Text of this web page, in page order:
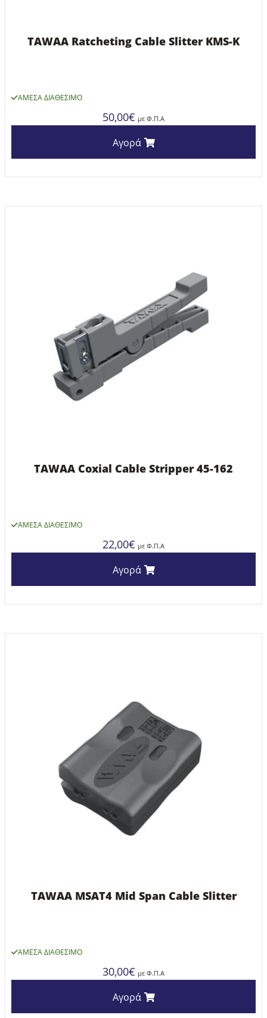
TAWAA Ratcheting Cable Slitter KMS-K
ΆΜΕΣΑ ΔΙΑΘΈΣΙΜΟ
50,00€ με Φ.Π.Α
Αγορά
TAWAA Coxial Cable Stripper 45-162
ΆΜΕΣΑ ΔΙΑΘΈΣΙΜΟ
22,00€ με Φ.Π.Α
Αγορά
TAWAA MSAT4 Mid Span Cable Slitter
ΆΜΕΣΑ ΔΙΑΘΈΣΙΜΟ
30,00€ με Φ.Π.Α
Αγορά